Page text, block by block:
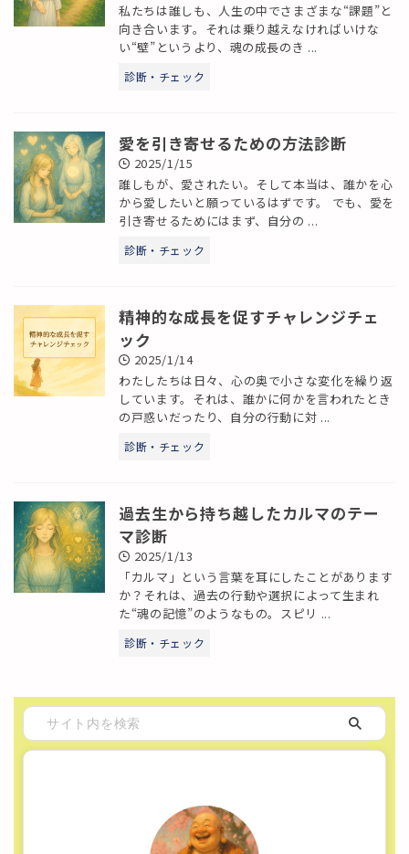
私たちは誰しも、人生の中でさまざまな“課題”と
向き合います。それは乗り越えなければいけな
い“壁”というより、魂の成長のき ...
診断・チェック
愛を引き寄せるための方法診断
2025/1/15
誰しもが、愛されたい。そして本当は、誰かを心
から愛したいと願っているはずです。 でも、愛を
引き寄せるためにはまず、自分の ...
診断・チェック
精神的な成長を促すチャレンジチェ
ック
2025/1/14
わたしたちは日々、心の奥で小さな変化を繰り返
しています。それは、誰かに何かを言われたとき
の戸惑いだったり、自分の行動に対 ...
診断・チェック
過去生から持ち越したカルマのテー
マ診断
2025/1/13
「カルマ」という言葉を耳にしたことがあります
か？それは、過去の行動や選択によって生まれ
た“魂の記憶”のようなもの。スピリ ...
診断・チェック